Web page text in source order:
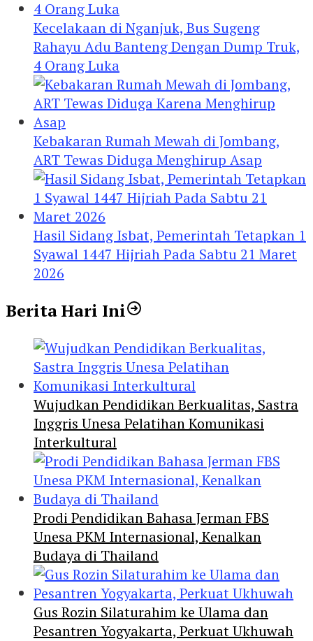
Kecelakaan di Nganjuk, Bus Sugeng
Rahayu Adu Banteng Dengan Dump Truk,
4 Orang Luka
Kebakaran Rumah Mewah di Jombang,
ART Tewas Diduga Menghirup Asap
Hasil Sidang Isbat, Pemerintah Tetapkan 1
Syawal 1447 Hijriah Pada Sabtu 21 Maret
2026
Berita Hari Ini
Wujudkan Pendidikan Berkualitas, Sastra
Inggris Unesa Pelatihan Komunikasi
Interkultural
Prodi Pendidikan Bahasa Jerman FBS
Unesa PKM Internasional, Kenalkan
Budaya di Thailand
Gus Rozin Silaturahim ke Ulama dan
Pesantren Yogyakarta, Perkuat Ukhuwah